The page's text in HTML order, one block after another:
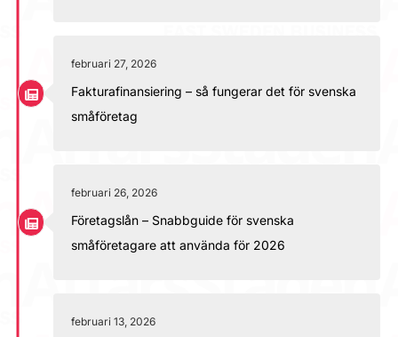
februari 27, 2026
Fakturafinansiering – så fungerar det för svenska
småföretag
februari 26, 2026
Företagslån – Snabbguide för svenska
småföretagare att använda för 2026
februari 13, 2026